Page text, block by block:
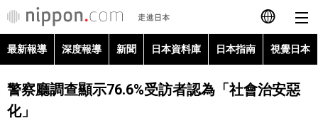
日本語
English
最新報導 深度報導 新聞 日本資料庫 日本指南 視覺日本
警察廳調查顯示76.6%受訪者認為「社會治安惡
化」